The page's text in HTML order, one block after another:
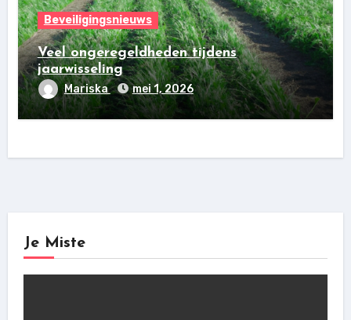
Beveiligingsnieuws
Veel ongeregeldheden tijdens
jaarwisseling
Mariska mei 1, 2026
Je Miste